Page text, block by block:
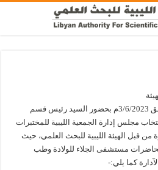
جرى يوم السبت الماضي الموافق 3/6/2023م بحضور السيد رئيس قسم
مجلس إدارة الجمعية الليبية للمختبرات
من قبل الهيئة الليبية للبحث العلمي، حيث
مستشفى الجلاء للولادة وطب
كما يلي:-